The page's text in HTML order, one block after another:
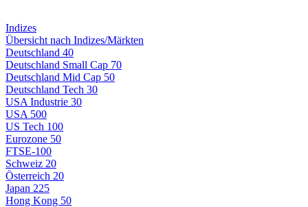
Indizes
Übersicht nach Indizes/Märkten
Deutschland 40
Deutschland Small Cap 70
Deutschland Mid Cap 50
Deutschland Tech 30
USA Industrie 30
USA 500
US Tech 100
Eurozone 50
FTSE-100
Schweiz 20
Österreich 20
Japan 225
Hong Kong 50